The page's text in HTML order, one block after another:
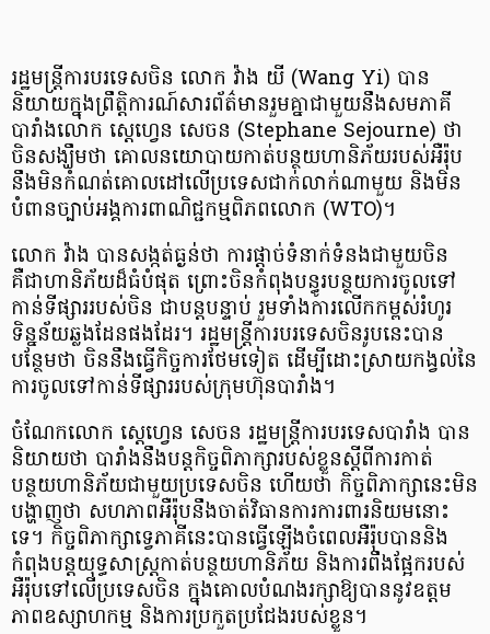
រដ្ឋមន្ត្រីការបរទេសចិន លោក វ៉ាង យី (Wang Yi) បាន
និយាយក្នុងព្រឹត្តិការណ៍សារព័ត៌មានរួមគ្នាជាមួយនឹងសមភាគី
បារាំង​លោក ស្តេហ្វេន សេចន (Stephane Sejourne) ថា
ចិនសង្ឃឹមថា គោលនយោបាយកាត់បន្ថយហានិភ័យរបស់អឺរ៉ុប
នឹងមិនកំណត់គោលដៅលើប្រទេសជាក់លាក់ណាមួយ និងមិន
បំពានច្បាប់អង្គការពាណិជ្ជកម្មពិភពលោក (WTO)។
លោក វ៉ាង បានសង្កត់ធ្ងន់ថា ការផ្ដាច់ទំនាក់ទំនងជាមួយចិន
គឺជាហានិភ័យដ៏ធំបំផុត ព្រោះចិនកំពុងបន្ធូរបន្ថយការចូលទៅ
កាន់ទីផ្សាររបស់ចិន ជាបន្តបន្ទាប់ រួមទាំងការលើកកម្ពស់រំហូរ
ទិន្នន័យឆ្លងដែនផងដែរ។ រដ្ឋមន្ត្រីការបរទេសចិនរូបនេះបាន
បន្ថែមថា ចិននឹងធ្វើកិច្ចការថែមទៀត ដើម្បីដោះស្រាយកង្វល់នៃ
ការចូលទៅកាន់ទីផ្សាររបស់ក្រុមហ៊ុនបារាំង។
ចំណែកលោក ស្តេហ្វេន សេចន រដ្ឋមន្ត្រីការបរទេសបារាំង បាន
និយាយថា បារាំងនឹងបន្តកិច្ចពិភាក្សារបស់ខ្លួនស្ដីពីការកាត់
បន្ថយហានិភ័យជាមួយប្រទេសចិន ហើយថា កិច្ចពិភាក្សានេះមិន
បង្ហាញថា សហភាពអឺរ៉ុបនឹងចាត់វិធានការការពារនិយមនោះ
ទេ។ កិច្ចពិភាក្សាទ្វេភាគីនេះបានធ្វើឡើងចំពេលអឺរ៉ុបបាននិង
កំពុងបន្តយុទ្ធសាស្ត្រកាត់បន្ថយហានិភ័យ និងការពឹងផ្អែករបស់
អឺរ៉ុបទៅលើប្រទេសចិន ក្នុងគោលបំណងរក្សាឱ្យបាននូវឧត្តម
ភាពឧស្សាហកម្ម និងការប្រកួតប្រជែងរបស់ខ្លួន។